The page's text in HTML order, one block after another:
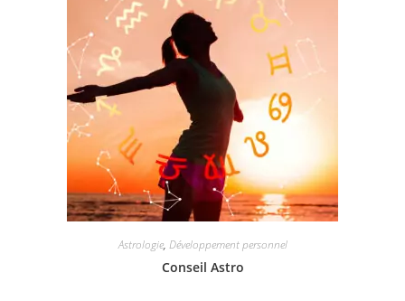
Astrologie, Développement personnel
Conseil Astro